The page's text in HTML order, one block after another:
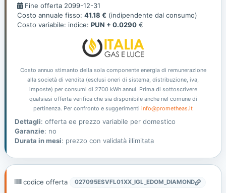
Fine
offerta
Fine offerta 2099-12-31
Costo annuale fisso: 41.18 € (indipendente dal consumo)
Costo variabile: indice: PUN + 0.0290 €
Costo annuo stimanto della sola componente energia di remunerazione
alla società di vendita (esclusi oneri di sistema, distribuzione, iva,
imposte) per consumi di 2700 kWh annui. Prima di sottoscrivere
qualsiasi offerta verifica che sia disponibile anche nel comune di
pertinenza. Per confronto e suggerimenti info@prometheas.it
Dettagli: offerta ee prezzo variabile per domestico
Garanzie: no
Durata in mesi: prezzo con validatà illimitata
codice offerta 027095ESVFL01XX_IGL_EDOM_DIAMOND